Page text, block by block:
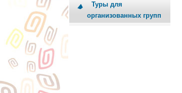
Туры для
организованных групп